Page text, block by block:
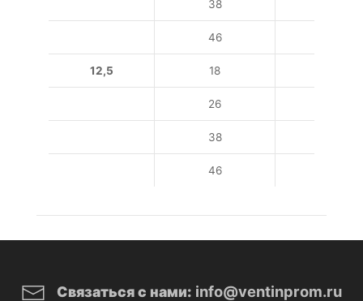
38
46
12,5 18
26
38
46
Связаться с нами: info@ventinprom.ru